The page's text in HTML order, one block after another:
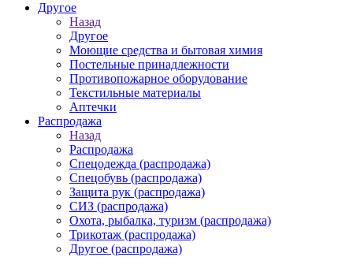
Другое
Назад
Другое
Моющие средства и бытовая химия
Постельные принадлежности
Противопожарное оборудование
Текстильные материалы
Аптечки
Распродажа
Назад
Распродажа
Спецодежда (распродажа)
Спецобувь (распродажа)
Защита рук (распродажа)
СИЗ (распродажа)
Охота, рыбалка, туризм (распродажа)
Трикотаж (распродажа)
Другое (распродажа)